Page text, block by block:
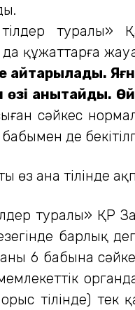
туралы»
құжаттарға
қайтарылады.
өзі
сәйкес
де
өз ана тілінде
туралы» ҚР
барлық
6 бабына
орыс тілінде)